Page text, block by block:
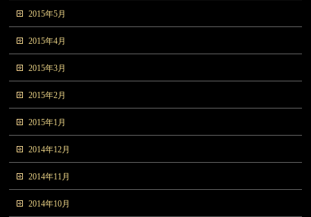
2015年5月
2015年4月
2015年3月
2015年2月
2015年1月
2014年12月
2014年11月
2014年10月